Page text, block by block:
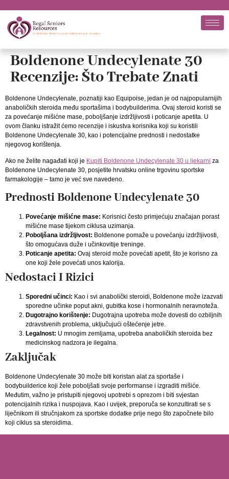
Boldenone Undecylenate 30
Recenzije: Što Trebate Znati
Boldenone Undecylenate, poznatiji kao Equipoise, jedan je od najpopularnijih
anaboličkih steroida među sportašima i bodybuilderima. Ovaj steroid koristi se
za povećanje mišićne mase, poboljšanje izdržljivosti i poticanje apetita. U
ovom članku istražit ćemo recenzije i iskustva korisnika koji su koristili
Boldenone Undecylenate 30, kao i potencijalne prednosti i nedostatke
njegovog korištenja.
Ako ne želite nagađati koji je Kupiti Boldenone Undecylenate 30 u ljekarni za
Boldenone Undecylenate 30, posjetite hrvatsku online trgovinu sportske
farmakologije – tamo je već sve navedeno.
Prednosti Boldenone Undecylenate 30
Povećanje mišićne mase: Korisnici često primjećuju značajan porast
mišićne mase tijekom ciklusa uzimanja.
Poboljšana izdržljivost: Boldenone pomaže u povećanju izdržljivosti,
što omogućava duže i učinkovitije treninge.
Poticanje apetita: Ovaj steroid može povećati apetit, što je korisno za
one koji žele povećati unos kalorija.
Nedostaci I Rizici
Sporedni učinci: Kao i svi anabolički steroidi, Boldenone može izazvati
sporedne učinke poput akni, gubitka kose i hormonalnih neravnoteža.
Dugotrajno korištenje: Dugotrajna upotreba može dovesti do ozbiljnih
zdravstvenih problema, uključujući oštećenje jetre.
Legalnost: U mnogim zemljama, upotreba anaboličkih steroida bez
medicinskog nadzora je ilegalna.
Zaključak
Boldenone Undecylenate 30 može biti koristan alat za sportaše i
bodybuilderice koji žele poboljšati svoje performanse i izgraditi mišiće.
Međutim, važno je pristupiti njegovoj upotrebi s oprezom i biti svjestan
potencijalnih rizika i nuspojava. Kao i uvijek, preporuča se konzultirati se s
liječnikom ili stručnjakom za sportske dodatke prije nego što započnete bilo
koji ciklus sa steroidima.